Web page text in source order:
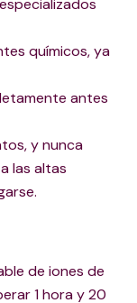
químicos, ya
antes
y nunca
las altas
de iones de
1 hora y 20